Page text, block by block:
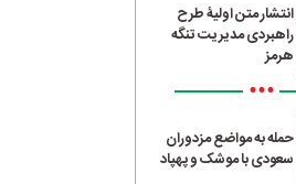
انتشار متن اولیۀ طرح
راهبردی مدیریت تنگه
هرمز
•••
حمله به مواضع مزدوران
سعودی با موشک و پهپاد